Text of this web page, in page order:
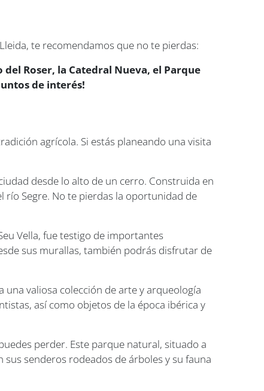
te recomendamos que no te pierdas:
del Roser, la Catedral Nueva, el Parque
de interés!
agrícola. Si estás planeando una visita
desde lo alto de un cerro. Construida en
río Segre. No te pierdas la oportunidad de
Vella, fue testigo de importantes
sus murallas, también podrás disfrutar de
valiosa colección de arte y arqueología
así como objetos de la época ibérica y
perder. Este parque natural, situado a
senderos rodeados de árboles y su fauna